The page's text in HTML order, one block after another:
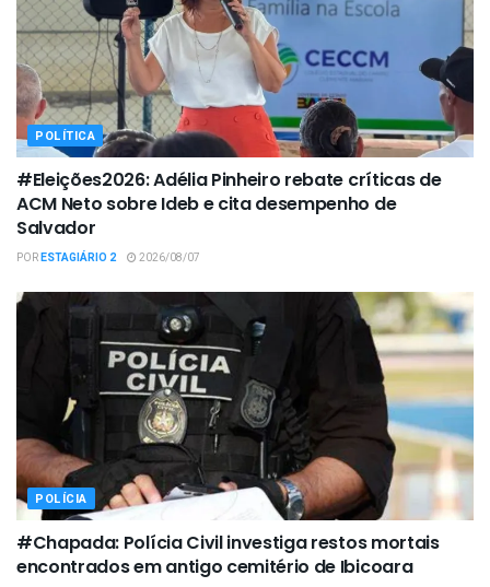
POLÍTICA
#Eleições2026: Adélia Pinheiro rebate críticas de
ACM Neto sobre Ideb e cita desempenho de
Salvador
PORESTAGIÁRIO 2 2026/08/07
POLÍCIA
#Chapada: Polícia Civil investiga restos mortais
encontrados em antigo cemitério de Ibicoara